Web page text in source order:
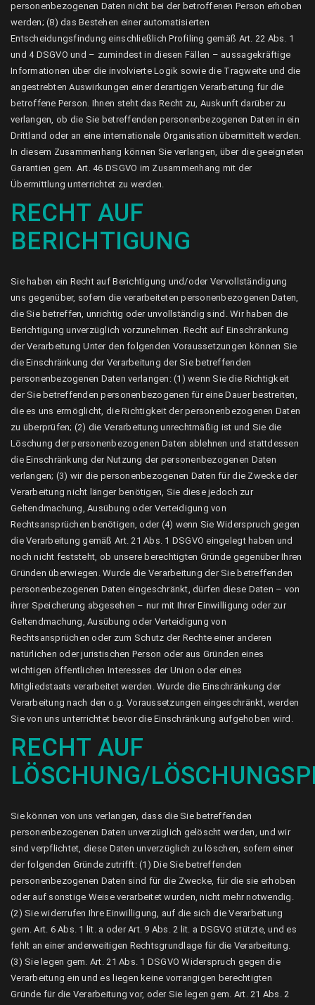
personenbezogenen Daten nicht bei der betroffenen Person erhoben
werden; (8) das Bestehen einer automatisierten
Entscheidungsfindung einschließlich Profiling gemäß Art. 22 Abs. 1
und 4 DSGVO und – zumindest in diesen Fällen – aussagekräftige
Informationen über die involvierte Logik sowie die Tragweite und die
angestrebten Auswirkungen einer derartigen Verarbeitung für die
betroffene Person. Ihnen steht das Recht zu, Auskunft darüber zu
verlangen, ob die Sie betreffenden personenbezogenen Daten in ein
Drittland oder an eine internationale Organisation übermittelt werden.
In diesem Zusammenhang können Sie verlangen, über die geeigneten
Garantien gem. Art. 46 DSGVO im Zusammenhang mit der
Übermittlung unterrichtet zu werden.
RECHT AUF
BERICHTIGUNG
Sie haben ein Recht auf Berichtigung und/oder Vervollständigung
uns gegenüber, sofern die verarbeiteten personenbezogenen Daten,
die Sie betreffen, unrichtig oder unvollständig sind. Wir haben die
Berichtigung unverzüglich vorzunehmen. Recht auf Einschränkung
der Verarbeitung Unter den folgenden Voraussetzungen können Sie
die Einschränkung der Verarbeitung der Sie betreffenden
personenbezogenen Daten verlangen: (1) wenn Sie die Richtigkeit
der Sie betreffenden personenbezogenen für eine Dauer bestreiten,
die es uns ermöglicht, die Richtigkeit der personenbezogenen Daten
zu überprüfen; (2) die Verarbeitung unrechtmäßig ist und Sie die
Löschung der personenbezogenen Daten ablehnen und stattdessen
die Einschränkung der Nutzung der personenbezogenen Daten
verlangen; (3) wir die personenbezogenen Daten für die Zwecke der
Verarbeitung nicht länger benötigen, Sie diese jedoch zur
Geltendmachung, Ausübung oder Verteidigung von
Rechtsansprüchen benötigen, oder (4) wenn Sie Widerspruch gegen
die Verarbeitung gemäß Art. 21 Abs. 1 DSGVO eingelegt haben und
noch nicht feststeht, ob unsere berechtigten Gründe gegenüber Ihren
Gründen überwiegen. Wurde die Verarbeitung der Sie betreffenden
personenbezogenen Daten eingeschränkt, dürfen diese Daten – von
ihrer Speicherung abgesehen – nur mit Ihrer Einwilligung oder zur
Geltendmachung, Ausübung oder Verteidigung von
Rechtsansprüchen oder zum Schutz der Rechte einer anderen
natürlichen oder juristischen Person oder aus Gründen eines
wichtigen öffentlichen Interesses der Union oder eines
Mitgliedstaats verarbeitet werden. Wurde die Einschränkung der
Verarbeitung nach den o.g. Voraussetzungen eingeschränkt, werden
Sie von uns unterrichtet bevor die Einschränkung aufgehoben wird.
RECHT AUF
LÖSCHUNG/
Sie können von uns verlangen, dass die Sie betreffenden
personenbezogenen Daten unverzüglich gelöscht werden, und wir
sind verpflichtet, diese Daten unverzüglich zu löschen, sofern einer
der folgenden Gründe zutrifft: (1) Die Sie betreffenden
personenbezogenen Daten sind für die Zwecke, für die sie erhoben
oder auf sonstige Weise verarbeitet wurden, nicht mehr notwendig.
(2) Sie widerrufen Ihre Einwilligung, auf die sich die Verarbeitung
gem. Art. 6 Abs. 1 lit. a oder Art. 9 Abs. 2 lit. a DSGVO stützte, und es
fehlt an einer anderweitigen Rechtsgrundlage für die Verarbeitung.
(3) Sie legen gem. Art. 21 Abs. 1 DSGVO Widerspruch gegen die
Verarbeitung ein und es liegen keine vorrangigen berechtigten
Gründe für die Verarbeitung vor, oder Sie legen gem. Art. 21 Abs. 2